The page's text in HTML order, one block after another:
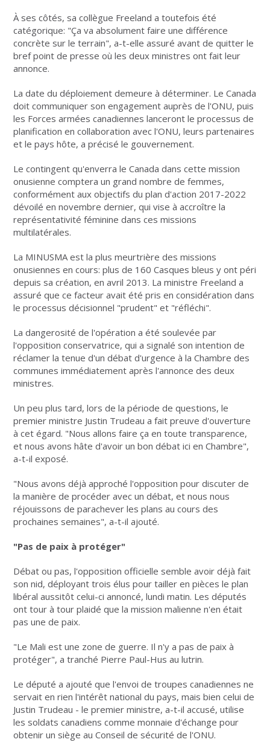
À ses côtés, sa collègue Freeland a toutefois été
catégorique: "Ça va absolument faire une différence
concrète sur le terrain", a-t-elle assuré avant de quitter le
bref point de presse où les deux ministres ont fait leur
annonce.
La date du déploiement demeure à déterminer. Le Canada
doit communiquer son engagement auprès de l'ONU, puis
les Forces armées canadiennes lanceront le processus de
planification en collaboration avec l'ONU, leurs partenaires
et le pays hôte, a précisé le gouvernement.
Le contingent qu'enverra le Canada dans cette mission
onusienne comptera un grand nombre de femmes,
conformément aux objectifs du plan d'action 2017-2022
dévoilé en novembre dernier, qui vise à accroître la
représentativité féminine dans ces missions
multilatérales.
La MINUSMA est la plus meurtrière des missions
onusiennes en cours: plus de 160 Casques bleus y ont péri
depuis sa création, en avril 2013. La ministre Freeland a
assuré que ce facteur avait été pris en considération dans
le processus décisionnel "prudent" et "réfléchi".
La dangerosité de l'opération a été soulevée par
l'opposition conservatrice, qui a signalé son intention de
réclamer la tenue d'un débat d'urgence à la Chambre des
communes immédiatement après l'annonce des deux
ministres.
Un peu plus tard, lors de la période de questions, le
premier ministre Justin Trudeau a fait preuve d'ouverture
à cet égard. "Nous allons faire ça en toute transparence,
et nous avons hâte d'avoir un bon débat ici en Chambre",
a-t-il exposé.
"Nous avons déjà approché l'opposition pour discuter de
la manière de procéder avec un débat, et nous nous
réjouissons de parachever les plans au cours des
prochaines semaines", a-t-il ajouté.
"Pas de paix à protéger"
Débat ou pas, l'opposition officielle semble avoir déjà fait
son nid, déployant trois élus pour tailler en pièces le plan
libéral aussitôt celui-ci annoncé, lundi matin. Les députés
ont tour à tour plaidé que la mission malienne n'en était
pas une de paix.
"Le Mali est une zone de guerre. Il n'y a pas de paix à
protéger", a tranché Pierre Paul-Hus au lutrin.
Le député a ajouté que l'envoi de troupes canadiennes ne
servait en rien l'intérêt national du pays, mais bien celui de
Justin Trudeau - le premier ministre, a-t-il accusé, utilise
les soldats canadiens comme monnaie d'échange pour
obtenir un siège au Conseil de sécurité de l'ONU.